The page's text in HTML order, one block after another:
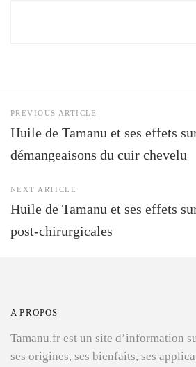
PREVIOUS ARTICLE
Huile de Tamanu et ses effets
démangeaisons du cuir chevelu
NEXT ARTICLE
Huile de Tamanu et ses effets
post-chirurgicales
A PROPOS
Tamanu.fr est un site d’information
ses origines, ses bienfaits, ses